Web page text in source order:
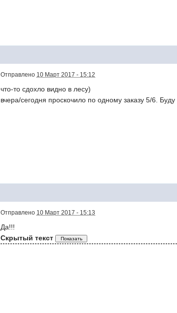
Отправлено 10 Март 2017 - 15:12
что-то сдохло видно в лесу)
вчера/сегодня проскочило по одному заказу 5/6. Буду
Отправлено 10 Март 2017 - 15:13
Да!!!
Скрытый текст